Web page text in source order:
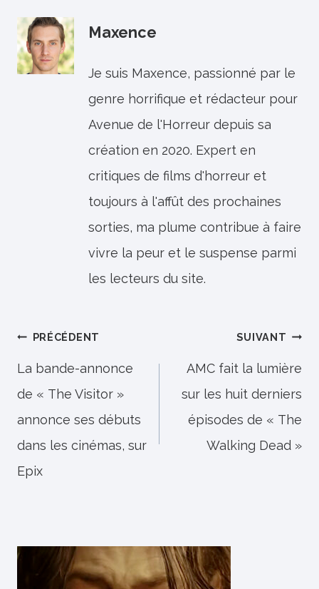
Maxence
Je suis Maxence, passionné par le
genre horrifique et rédacteur pour
Avenue de l'Horreur depuis sa
création en 2020. Expert en
critiques de films d'horreur et
toujours à l'affût des prochaines
sorties, ma plume contribue à faire
vivre la peur et le suspense parmi
les lecteurs du site.
Navigation
de
l’article
PRÉCÉDENT
La bande-annonce
de « The Visitor »
annonce ses débuts
dans les cinémas, sur
Epix
SUIVANT
AMC fait la lumière
sur les huit derniers
épisodes de « The
Walking Dead »